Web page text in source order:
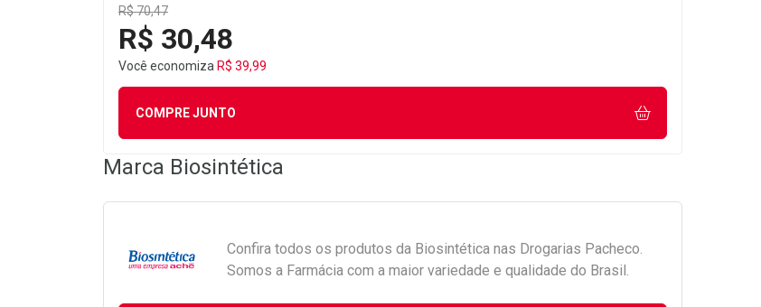
R$ 70,47
R$ 30,48
Você economiza R$ 39,99
COMPRE JUNTO
Marca Biosintética
Confira todos os produtos da Biosintética nas Drogarias Pacheco.
Somos a Farmácia com a maior variedade e qualidade do Brasil.